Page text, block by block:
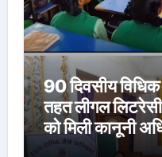
90 दिवसीय
तहत लीगल लिटरेसी
को मिली कानूनी